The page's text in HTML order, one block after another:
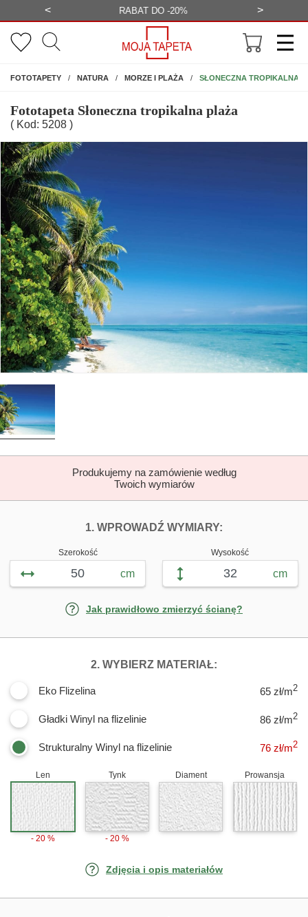
< BEZPŁATNA WIZUALIZACJA >
FOTOTAPETYNA ŚCIANĘ
NATURA MORZE I PLAŻA SŁONECZNA TROPIKALNA
Fototapeta Słoneczna tropikalna plaża
( Kod: 5208 )
Produkujemy na zamówienie według
Twoich wymiarów
1. WPROWADŹ WYMIARY:
Szerokość
cm
Wysokość
cm
Jak prawidłowo zmierzyć ścianę?
2. WYBIERZ MATERIAŁ:
Eko Flizelina 65 zł/m2
Gładki Winyl na flizelinie 86 zł/m2
Strukturalny Winyl na flizelinie 76 zł/m2
Len
- 20 %
Tynk
- 20 %
Diament Prowansja
Zdjęcia i opis materiałów